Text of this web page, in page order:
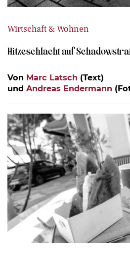
Wirtschaft & Wohnen
Hitzeschlacht auf
Von Marc Latsch (Text)
und Andreas Endermann